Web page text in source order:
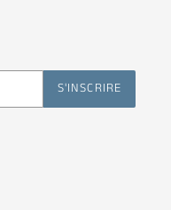
S'INSCRIRE